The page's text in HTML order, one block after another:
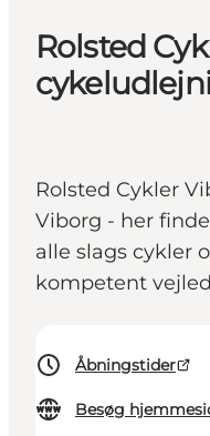
Rolsted
Rolsted Cykler
Viborg - her
alle slags cykler
kompetent
Åbningstider
Besøg